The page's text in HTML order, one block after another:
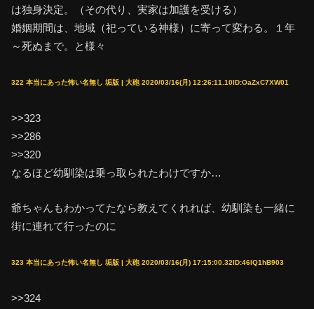
は独身決定。（その代り、実家は加護を受ける）
婚姻期間は、地域（祀っている神様）に寄って変わる。１年
～死ぬまで。と様々
322 本当にあった怖い名無し 垢版 | 大砲 2020/03/16(月) 12:26:11.10ID:OaZxC7XW01
>>323
>>286
>>320
なるほど幼馴染は乗っ取られたわけですか…
爺ちゃんもわかってたなら教えてくれれば、幼馴染も一緒に
街に連れて行ったのに
323 本当にあった怖い名無し 垢版 | 大砲 2020/03/16(月) 17:15:00.32ID:46lQ1hB903
>>324